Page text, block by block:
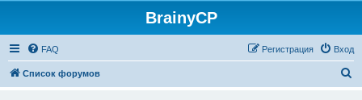
BrainyCP
FAQ Вход
Регистрация
Список форумов